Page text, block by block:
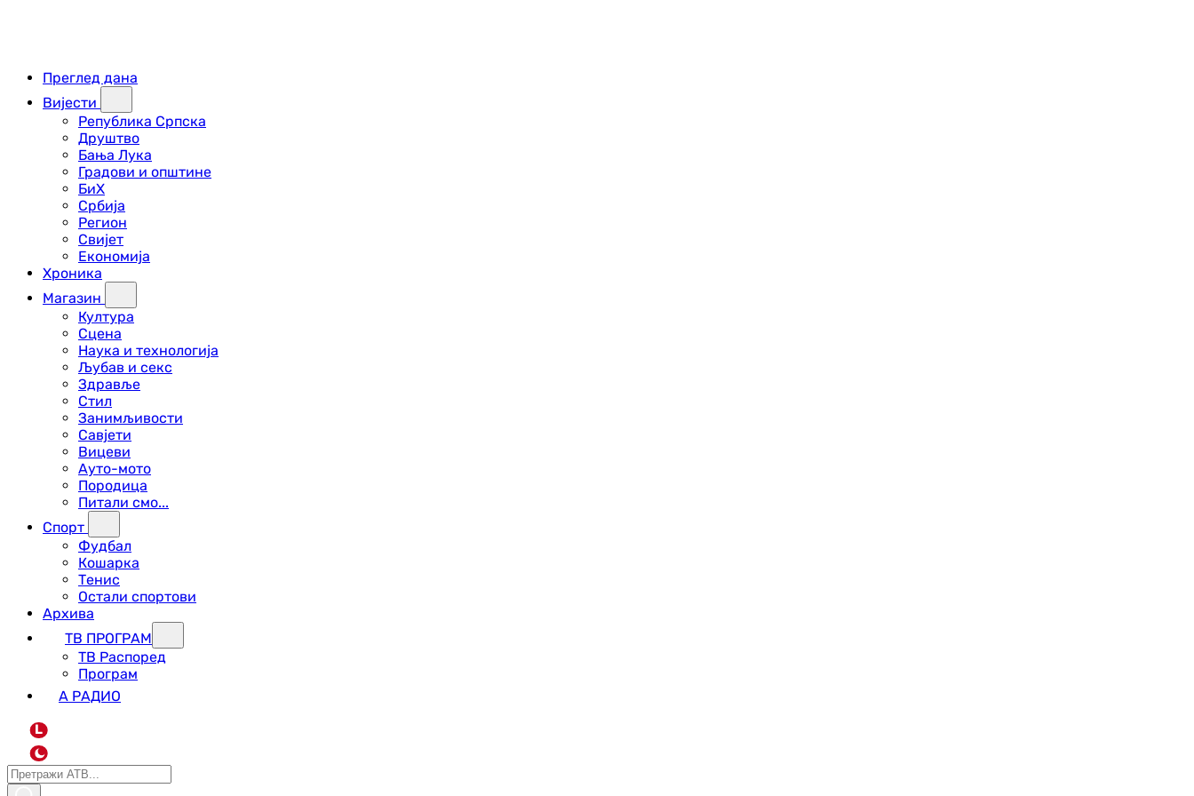
Преглед дана
Вијести
Република Српска
Друштво
Бања Лука
Градови и општине
БиХ
Србија
Регион
Свијет
Економија
Хроника
Магазин
Култура
Сцена
Наука и технологија
Љубав и секс
Здравље
Стил
Занимљивости
Савјети
Вицеви
Ауто-мото
Породица
Питали смо...
Спорт
Фудбал
Кошарка
Тенис
Остали спортови
Архива
ТВ ПРОГРАМ
ТВ Распоред
Програм
А РАДИО
L